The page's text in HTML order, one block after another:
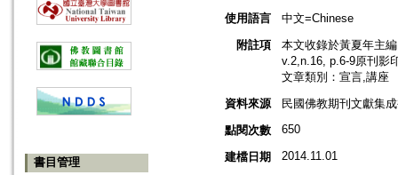
書目管理
使用語言
中文=Chinese
附註項
本文收錄於黃夏年主
v.2,n.16, p.6-9原刊影
文章類別：宣言,講座
資料來源
民國佛教期刊文獻集
點閱次數
650
建檔日期 2014.11.01